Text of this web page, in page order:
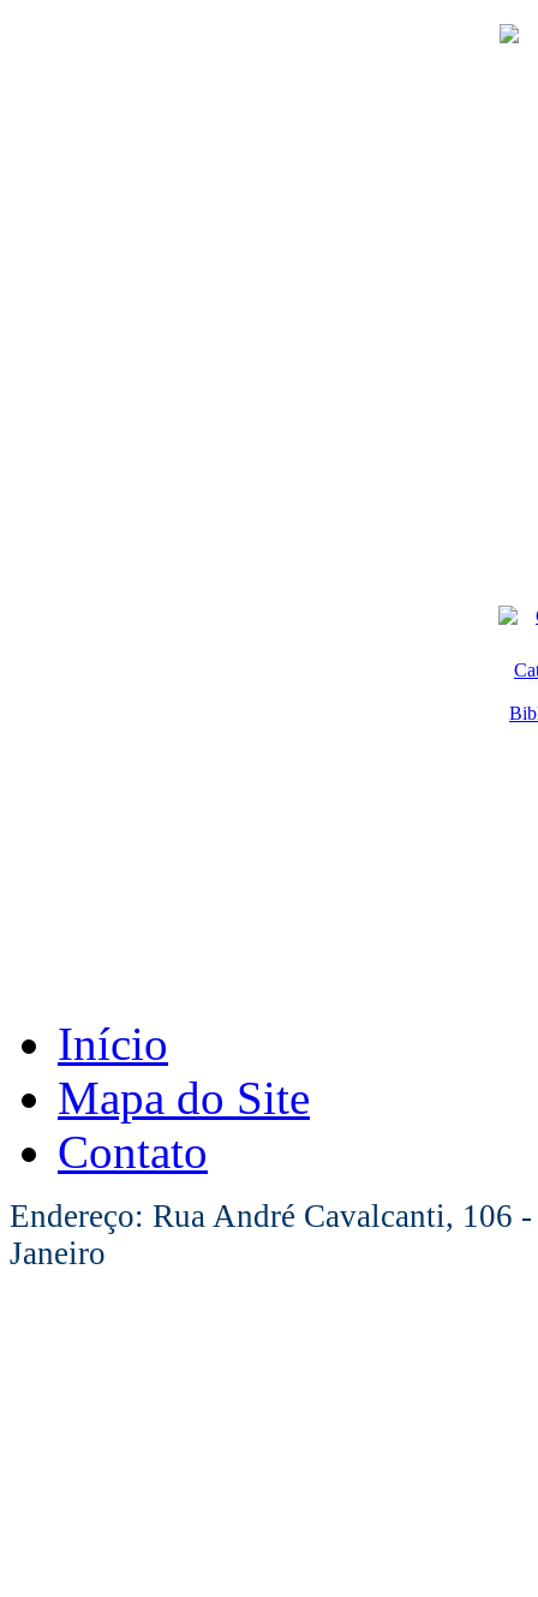
Início
Mapa do Site
Contato
Endereço: Rua André Cavalcanti, 106
Janeiro